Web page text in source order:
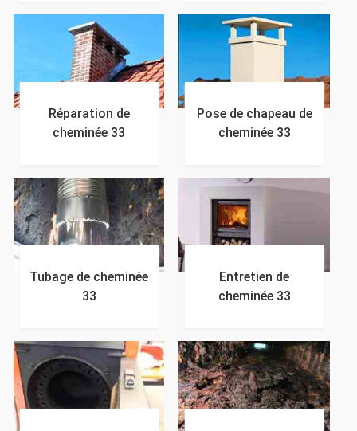
Réparation de
cheminée 33
Pose de chapeau de
cheminée 33
Tubage de cheminée
33
Entretien de
cheminée 33